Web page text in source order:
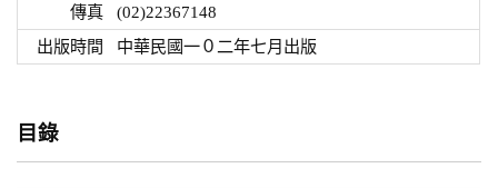
傳真
(02)22367148
出版時間
中華民國一０二年七月出版
目錄